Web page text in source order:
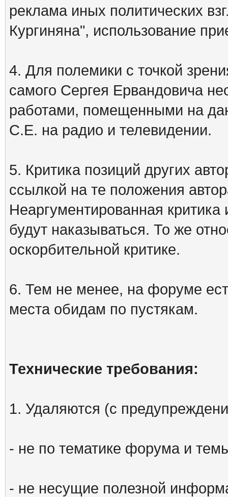
реклама иных политических
Кургиняна", использование
4. Для полемики с точкой
самого Сергея Ервандовича
работами, помещенными на
С.Е. на радио и телевидении.
5. Критика позиций других
ссылкой на те положения
Неаргументированная
будут наказываться. То же
оскорбительной критике.
6. Тем не менее, на форуме
места обидам по пустякам.
Технические требования:
1. Удаляются (с
- не по тематике форума и
- не несущие полезной